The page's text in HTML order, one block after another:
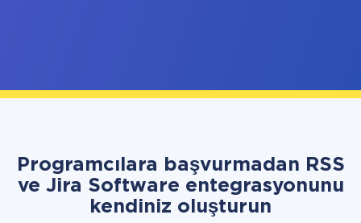
Programcılara başvurmadan RSS
ve Jira Software entegrasyonunu
kendiniz oluşturun